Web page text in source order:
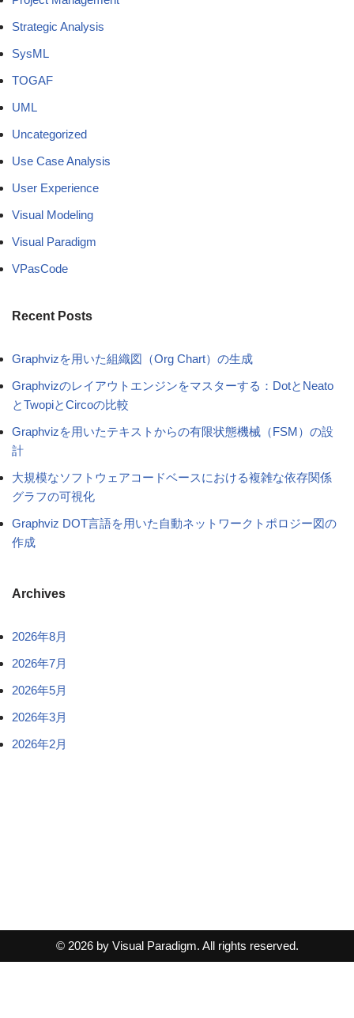
Strategic Analysis
SysML
TOGAF
UML
Uncategorized
Use Case Analysis
User Experience
Visual Modeling
Visual Paradigm
VPasCode
Recent Posts
Graphvizを用いた組織図（Org Chart）の生成
Graphvizのレイアウトエンジンをマスターする：DotとNeato
とTwopiとCircoの比較
Graphvizを用いたテキストからの有限状態機械（FSM）の設
計
大規模なソフトウェアコードベースにおける複雑な依存関係
グラフの可視化
Graphviz DOT言語を用いた自動ネットワークトポロジー図の
作成
Archives
2026年8月
2026年7月
2026年5月
2026年3月
2026年2月
© 2026 by Visual Paradigm. All rights reserved.